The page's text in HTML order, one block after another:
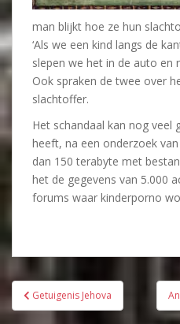
man blijkt hoe ze hun
‘Als we een kind langs de
slepen we het in de auto en
Ook spraken de twee over
slachtoffer.
Het schandaal kan nog veel
heeft, na een onderzoek
dan 150 terabyte met
het de gegevens van 5.000
forums waar kinderporno
Bericht
navigatie
Getuigenis Jehova